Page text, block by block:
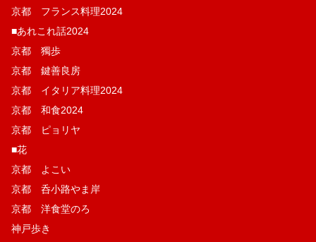
京都 フランス料理2024
■あれこれ話2024
京都 獨歩
京都 鍵善良房
京都 イタリア料理2024
京都 和食2024
京都 ピョリヤ
■花
京都 よこい
京都 呑小路やま岸
京都 洋食堂のろ
神戸歩き